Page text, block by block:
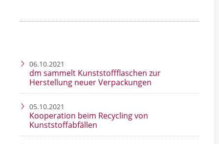
06.10.2021
dm sammelt Kunststoffflaschen zur
Herstellung neuer Verpackungen
05.10.2021
Kooperation beim Recycling von
Kunststoffabfällen